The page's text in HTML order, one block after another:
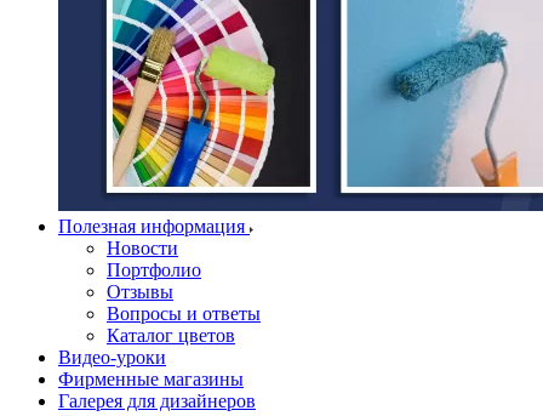
Полезная информация
Новости
Портфолио
Отзывы
Вопросы и ответы
Каталог цветов
Видео-уроки
Фирменные магазины
Галерея для дизайнеров